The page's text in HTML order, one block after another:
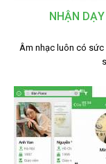
NHẬN
Âm nhạc luôn có sức